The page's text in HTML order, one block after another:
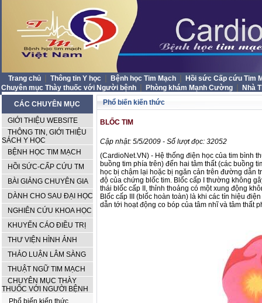
Trang chủ Thông tin Y học Bệnh học Tim Mạch
Hồi sức Cấp cứu Tim
Chuyên mục Thày thuốc với Người bệnh
Phòng khám Mạnh Cường
Nhà
CÁC CHUYÊN MỤC
GIỚI THIỆU WEBSITE
THÔNG TIN, GIỚI THIỆU
SÁCH Y HỌC
BỆNH HỌC TIM MẠCH
HỒI SỨC-CẤP CỨU TM
BÀI GIẢNG CHUYÊN GIA
DÀNH CHO SAU ĐẠI HỌC
NGHIÊN CỨU KHOA HỌC
KHUYẾN CÁO ĐIỀU TRỊ
THƯ VIỆN HÌNH ẢNH
THẢO LUẬN LÂM SÀNG
THUẬT NGỮ TIM MẠCH
CHUYÊN MỤC THÀY
THUỐC VỚI NGƯỜI BỆNH
Phổ biến kiến thức
Phổ biến kiến thức
BLỐC TIM
Cập nhật: 5/5/2009 - Số lượt đọc: 32052
(CardioNet.VN) - Hệ thống điện học của tim bình
buồng tim phía trên) đến hai tâm thất (các buồng
học bị chậm lại hoặc bị ngăn cản trên đường dẫn
độ của chứng blốc tim. Blốc cấp I thường không
thái blốc cấp II, thỉnh thoảng có một xung động
Blốc cấp III (blốc hoàn toàn) là khi các tín hiệu
dẫn tới hoạt động co bóp của tâm nhĩ và tâm thất